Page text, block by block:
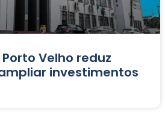
Velho reduz
investimentos